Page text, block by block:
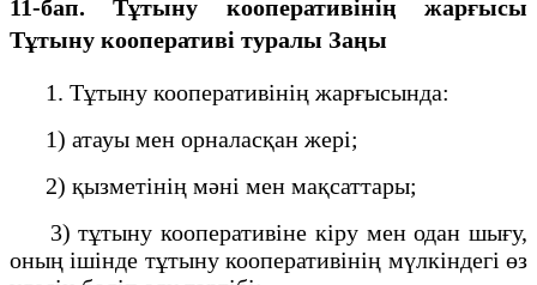
11-бап. Тұтыну кооперативiнiң жарғысы
Тұтыну кооперативі туралы Заңы
1. Тұтыну кооперативiнiң жарғысында:
1) атауы мен орналасқан жерi;
2) қызметiнiң мәнi мен мақсаттары;
3) тұтыну кооперативiне кiру мен одан шығу,
оның iшiнде тұтыну кооперативiнiң мүлкiндегi өз